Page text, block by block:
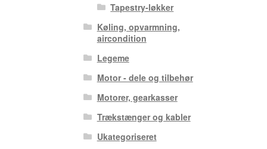
Tapestry-løkker
Køling, opvarmning,
aircondition
Legeme
Motor - dele og tilbehør
Motorer, gearkasser
Trækstænger og kabler
Ukategoriseret